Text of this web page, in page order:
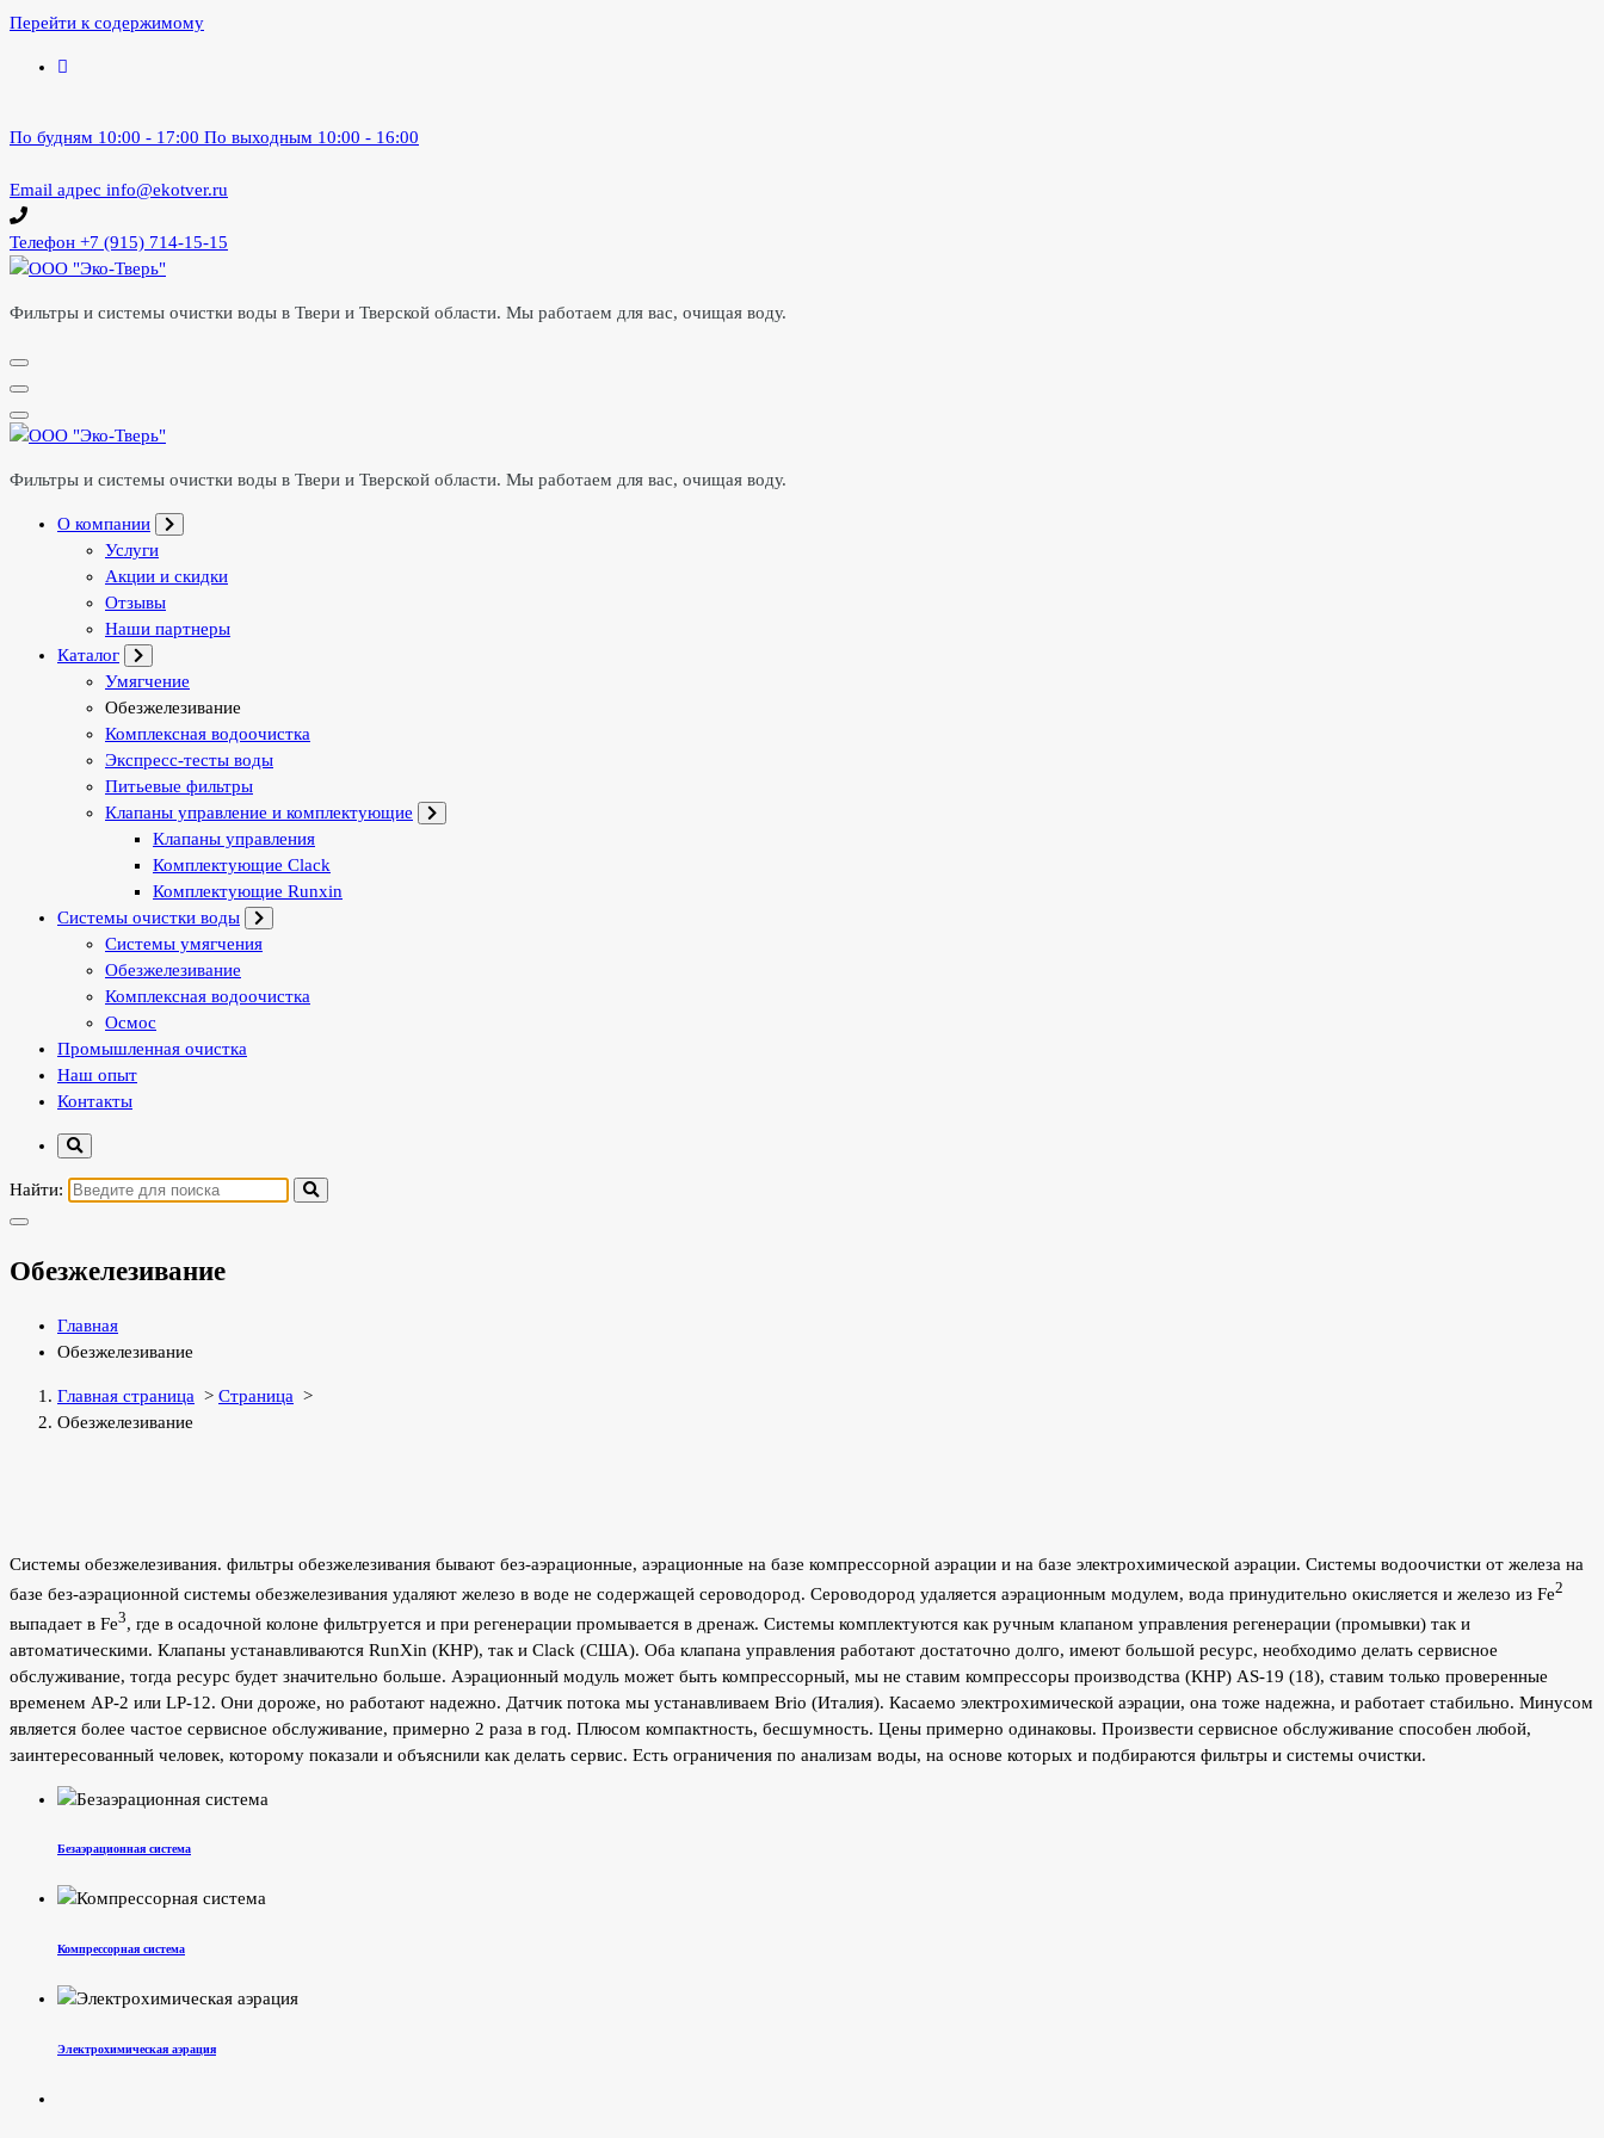
Перейти к содержимому
По будням 10:00 - 17:00 По выходным 10:00 - 16:00
Email адрес info@ekotver.ru
Телефон +7 (915) 714-15-15
Фильтры и системы очистки воды в Твери и Тверской области. Мы работаем для вас, очищая воду.
Фильтры и системы очистки воды в Твери и Тверской области. Мы работаем для вас, очищая воду.
О компании
Услуги
Акции и скидки
Отзывы
Наши партнеры
Каталог
Умягчение
Обезжелезивание
Комплексная водоочистка
Экспресс-тесты воды
Питьевые фильтры
Клапаны управление и комплектующие
Клапаны управления
Комплектующие Clack
Комплектующие Runxin
Системы очистки воды
Системы умягчения
Обезжелезивание
Комплексная водоочистка
Осмос
Промышленная очистка
Наш опыт
Контакты
Найти:
Обезжелезивание
Главная
Обезжелезивание
Главная страница > Страница >
Обезжелезивание
Системы обезжелезивания. фильтры обезжелезивания бывают без-аэрационные, аэрационные на базе компрессорной аэрации и на базе электрохимической аэрации. Системы водоочистки от железа на
базе без-аэрационной системы обезжелезивания удаляют железо в воде не содержащей сероводород. Сероводород удаляется аэрационным модулем, вода принудительно окисляется и железо из Fe2
выпадает в Fe3, где в осадочной колоне фильтруется и при регенерации промывается в дренаж. Системы комплектуются как ручным клапаном управления регенерации (промывки) так и
автоматическими. Клапаны устанавливаются RunXin (КНР), так и Clack (США). Оба клапана управления работают достаточно долго, имеют большой ресурс, необходимо делать сервисное
обслуживание, тогда ресурс будет значительно больше. Аэрационный модуль может быть компрессорный, мы не ставим компрессоры производства (КНР) AS-19 (18), ставим только проверенные
временем AP-2 или LP-12. Они дороже, но работают надежно. Датчик потока мы устанавливаем Brio (Италия). Касаемо электрохимической аэрации, она тоже надежна, и работает стабильно. Минусом
является более частое сервисное обслуживание, примерно 2 раза в год. Плюсом компактность, бесшумность. Цены примерно одинаковы. Произвести сервисное обслуживание способен любой,
заинтересованный человек, которому показали и объяснили как делать сервис. Есть ограничения по анализам воды, на основе которых и подбираются фильтры и системы очистки.
Безаэрационная система
Компрессорная система
Электрохимическая аэрация